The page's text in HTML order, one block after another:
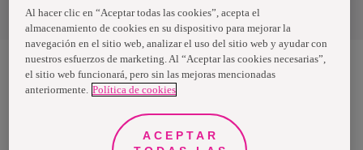
Términos y condiciones
Nosotras, una marca de Essity - una compañía global líder en
mundo, utilizan nuestros productos, servicios y soluciones. Nuestro
propósito es romper barreras por el bienestar en beneficio de
consumidores, pacientes, cuidadores, clientes y la sociedad en
Al hacer clic en “Aceptar todas las cookies”, acepta el
almacenamiento de cookies en su dispositivo para mejorar la
navegación en el sitio web, analizar el uso del sitio web y ayudar con
nuestros esfuerzos de marketing. Al “Aceptar las cookies necesarias”,
el sitio web funcionará, pero sin las mejoras mencionadas
anteriormente. Política de cookies
ACEPTAR